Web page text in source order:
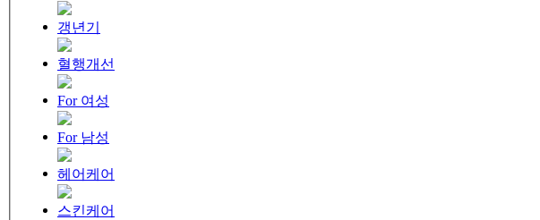
갱년기
혈행개선
For 여성
For 남성
헤어케어
스킨케어